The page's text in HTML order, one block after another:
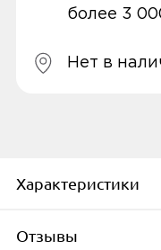
более 3
Нет в
Характеристики
системное
Отзывы